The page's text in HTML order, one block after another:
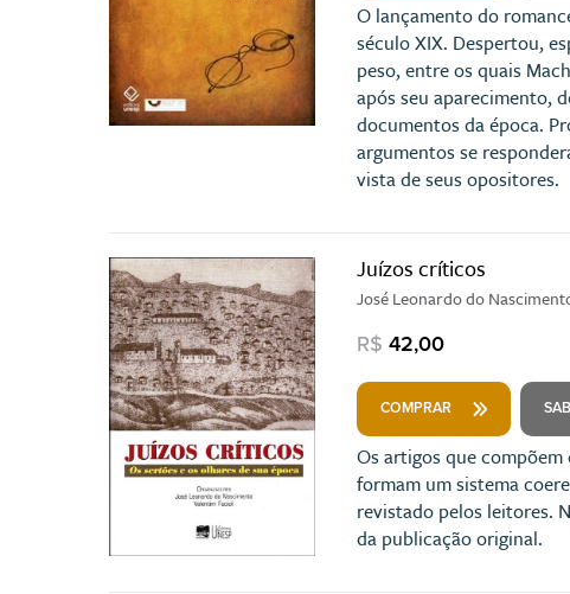
O lançamento do
século XIX. Despertou,
peso, entre os quais
após seu aparecimento,
documentos da época.
argumentos se
vista de seus opositores.
Juízos críticos
José Leonardo do
R$ 42,00
COMPRAR
Os artigos que
formam um sistema
revistado pelos leitores.
da publicação original.